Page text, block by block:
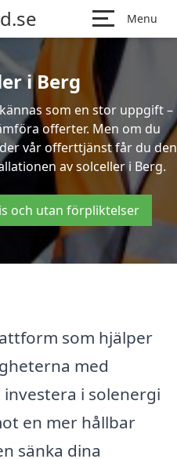
Menu
i Berg
som en stor uppgift –
offerter. Men om du
vår offerttjänst får du den
av solceller i Berg.
och utan förpliktelser
som hjälper
med
i solenergi
en mer hållbar
sänka dina